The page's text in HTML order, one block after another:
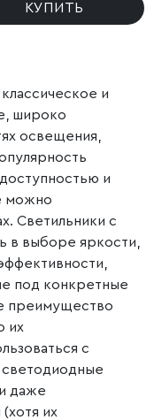
КУПИТЬ
и
широко
освещения,
и
можно
Светильники с
в выборе яркости,
под конкретные
преимущество
их
с
светодиодные
даже
их